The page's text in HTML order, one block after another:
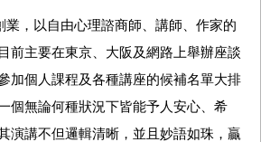
業，以自由心理諮商師、講師、作家的
前主要在東京、大阪及網路上舉辦座談
加個人課程及各種講座的候補名單大排
個無論何種狀況下皆能予人安心、希
演講不但邏輯清晰，並且妙語如珠，贏